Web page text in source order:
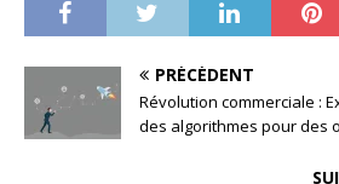
PRÉCÉDENT
Révolution commerciale :
des algorithmes pour des